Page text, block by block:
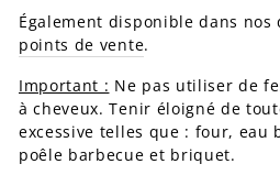
Également disponible dans
points de vente.
Important : Ne pas utiliser de
à cheveux. Tenir éloigné de
excessive telles que : four, eau
poêle barbecue et briquet.